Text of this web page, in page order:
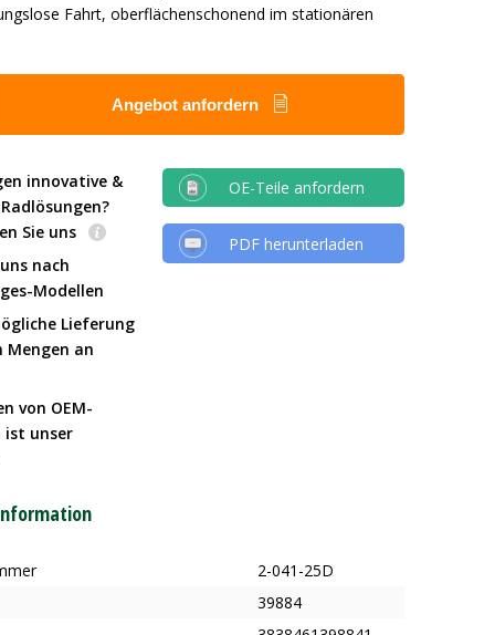
Fahrt, oberflächenschonend im stationären
Angebot anfordern
innovative &
Sie uns
nach
Modellen
Lieferung
Mengen an
von OEM-
ist unser
OE-Teile anfordern
PDF herunterladen
2-041-25D
39884